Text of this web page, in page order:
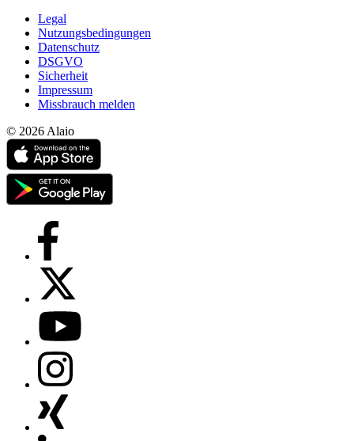
Legal
Nutzungsbedingungen
Datenschutz
DSGVO
Sicherheit
Impressum
Missbrauch melden
© 2026 Alaio